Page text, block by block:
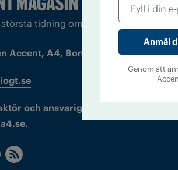
största tidning om droger och
Accent, A4, Bondegatan 21, 116 33
och ansvarig utgivare: Barbro
Genom att